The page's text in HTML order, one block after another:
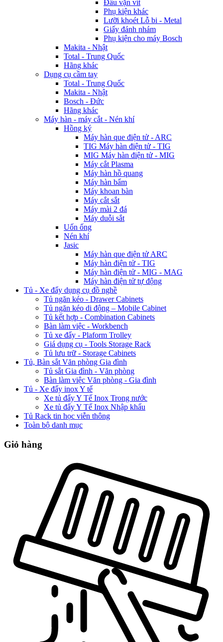
Đầu vặn vít
Phụ kiện khác
Lưỡi khoét Lỗ bi - Metal
Giấy đánh nhám
Phụ kiện cho máy Bosch
Makita - Nhật
Total - Trung Quốc
Hãng khác
Dụng cụ cầm tay
Total - Trung Quốc
Makita - Nhật
Bosch - Đức
Hãng khác
Máy hàn - máy cắt - Nén khí
Hồng ký
Máy hàn que điện tử - ARC
TIG Máy hàn điện tử - TIG
MIG Máy hàn điện tử - MIG
Máy cắt Plasma
Máy hàn hồ quang
Máy hàn bẩm
Máy khoan bàn
Máy cắt sắt
Máy mài 2 đá
Máy duỗi sắt
Uốn ống
Nén khí
Jasic
Máy hàn que điện tử ARC
Máy hàn điện tử - TIG
Máy hàn điện tử - MIG - MAG
Máy hàn điện tử tự động
Tủ - Xe đẩy dụng cụ đồ nghề
Tủ ngăn kéo - Drawer Cabinets
Tủ ngăn kéo di động – Mobile Cabinet
Tủ kết hợp - Combination Cabinets
Bàn làm việc - Workbench
Tủ xe đẩy - Plaform Trolley
Giá dụng cụ - Tools Storage Rack
Tủ lưu trữ - Storage Cabinets
Tủ, Bàn sắt Văn phòng Gia đình
Tủ sắt Gia đình - Văn phòng
Bàn làm việc Văn phòng - Gia đình
Tủ - Xe đẩy inox Y tế
Xe tủ đẩy Y Tế Inox Trong nước
Xe tủ đẩy Y Tế Inox Nhập khẩu
Tủ Rack tin học viễn thông
Toàn bộ danh mục
Giỏ hàng